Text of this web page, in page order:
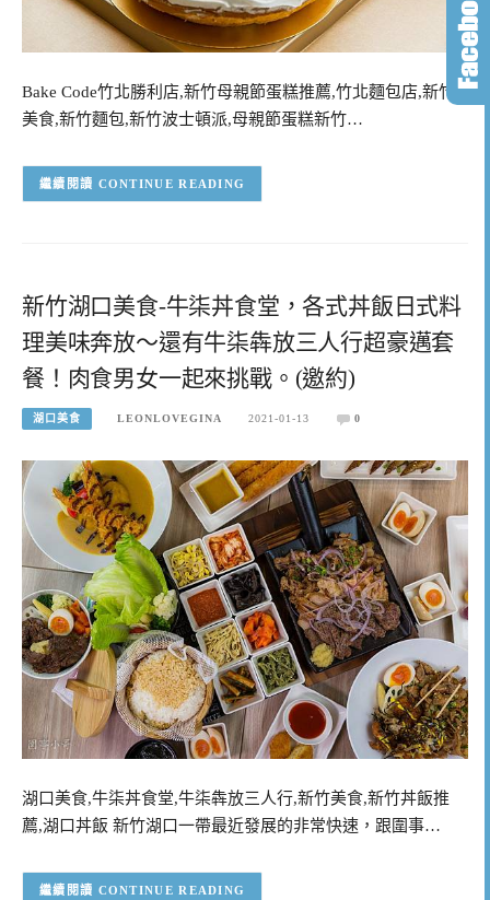
Bake Code竹北勝利店,新竹母親節蛋糕推薦,竹北麵包店,新竹
美食,新竹麵包,新竹波士頓派,母親節蛋糕新竹…
CONTINUE READING
新竹湖口美食-牛柒丼食堂，各式丼飯日式料
理美味奔放～還有牛柒犇放三人行超豪邁套
餐！肉食男女一起來挑戰。(邀約)
湖口美食 LEONLOVEGINA 2021-01-13 0
湖口美食,牛柒丼食堂,牛柒犇放三人行,新竹美食,新竹丼飯推
薦,湖口丼飯 新竹湖口一帶最近發展的非常快速，跟圍事…
CONTINUE READING